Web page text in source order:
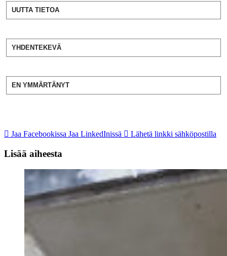
UUTTA TIETOA
YHDENTEKEVÄ
EN YMMÄRTÄNYT
Jaa Facebookissa Jaa LinkedInissä Lähetä linkki sähköpostilla
Lisää aiheesta